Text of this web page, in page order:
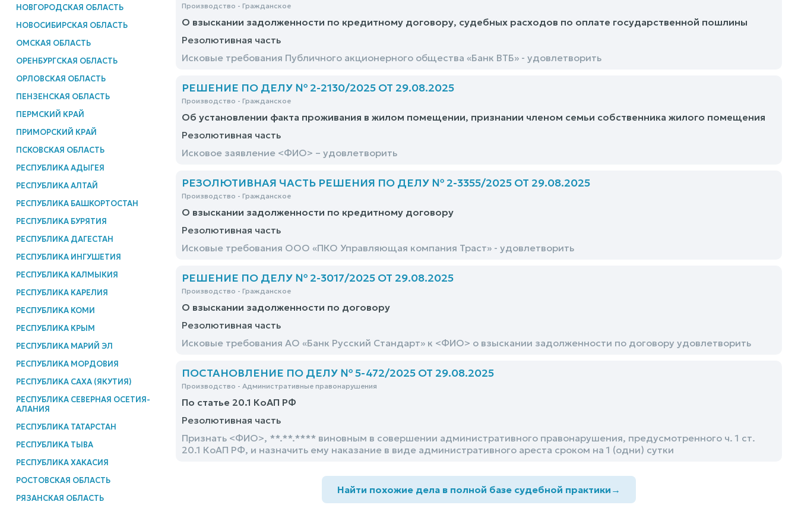
НОВГОРОДСКАЯ ОБЛАСТЬ
НОВОСИБИРСКАЯ ОБЛАСТЬ
ОМСКАЯ ОБЛАСТЬ
ОРЕНБУРГСКАЯ ОБЛАСТЬ
ОРЛОВСКАЯ ОБЛАСТЬ
ПЕНЗЕНСКАЯ ОБЛАСТЬ
ПЕРМСКИЙ КРАЙ
ПРИМОРСКИЙ КРАЙ
ПСКОВСКАЯ ОБЛАСТЬ
РЕСПУБЛИКА АДЫГЕЯ
РЕСПУБЛИКА АЛТАЙ
РЕСПУБЛИКА БАШКОРТОСТАН
РЕСПУБЛИКА БУРЯТИЯ
РЕСПУБЛИКА ДАГЕСТАН
РЕСПУБЛИКА ИНГУШЕТИЯ
РЕСПУБЛИКА КАЛМЫКИЯ
РЕСПУБЛИКА КАРЕЛИЯ
РЕСПУБЛИКА КОМИ
РЕСПУБЛИКА КРЫМ
РЕСПУБЛИКА МАРИЙ ЭЛ
РЕСПУБЛИКА МОРДОВИЯ
РЕСПУБЛИКА САХА (ЯКУТИЯ)
РЕСПУБЛИКА СЕВЕРНАЯ ОСЕТИЯ-
АЛАНИЯ
РЕСПУБЛИКА ТАТАРСТАН
РЕСПУБЛИКА ТЫВА
РЕСПУБЛИКА ХАКАСИЯ
РОСТОВСКАЯ ОБЛАСТЬ
РЯЗАНСКАЯ ОБЛАСТЬ
Производство - Гражданское
О взыскании задолженности по кредитному договору, судебных расходов по оплате государственной пошлины
Резолютивная часть
Исковые требования Публичного акционерного общества «Банк ВТБ» - удовлетворить
РЕШЕНИЕ ПО ДЕЛУ № 2-2130/2025 ОТ 29.08.2025
Производство - Гражданское
Об установлении факта проживания в жилом помещении, признании членом семьи собственника жилого помещения
Резолютивная часть
Исковое заявление <ФИО> – удовлетворить
РЕЗОЛЮТИВНАЯ ЧАСТЬ РЕШЕНИЯ ПО ДЕЛУ № 2-3355/2025 ОТ 29.08.2025
Производство - Гражданское
О взыскании задолженности по кредитному договору
Резолютивная часть
Исковые требования ООО «ПКО Управляющая компания Траст» - удовлетворить
РЕШЕНИЕ ПО ДЕЛУ № 2-3017/2025 ОТ 29.08.2025
Производство - Гражданское
О взыскании задолженности по договору
Резолютивная часть
Исковые требования АО «Банк Русский Стандарт» к <ФИО> о взыскании задолженности по договору удовлетворить
ПОСТАНОВЛЕНИЕ ПО ДЕЛУ № 5-472/2025 ОТ 29.08.2025
Производство - Административные правонарушения
По статье 20.1 КоАП РФ
Резолютивная часть
Признать <ФИО>, **.**.**** виновным в совершении административного правонарушения, предусмотренного ч. 1 ст.
20.1 КоАП РФ, и назначить ему наказание в виде административного ареста сроком на 1 (одни) сутки
Найти похожие дела в полной базе судебной практики →